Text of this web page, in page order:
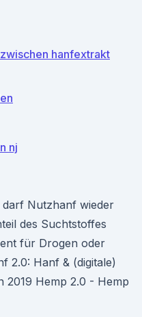
hanfextrakt
nj
darf Nutzhanf wieder
des Suchtstoffes
für Drogen oder
2.0: Hanf & (digitale)
2019 Hemp 2.0 - Hemp